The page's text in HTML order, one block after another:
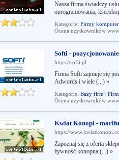
Nasza firma świadczy
oprogramowania,
Kategorie: Firmy
Ocena użytkowników
Softi -
https://softi.pl
Firma Softi zajmuje się
Adwords i wiele (...) »
Kategorie: Bazy firm |
Ocena użytkowników
Kwiat Konopi -
https://
Zapoznaj się z ofertą
żywność konopna (...) »